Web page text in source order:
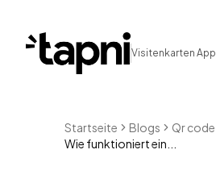
Visitenkarten App.
Startseite Blogs
Qr code
Wie funktioniert ein...